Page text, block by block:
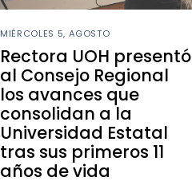
MIÉRCOLES 5, AGOSTO
Rectora UOH presentó
al Consejo Regional
los avances que
consolidan a la
Universidad Estatal
tras sus primeros 11
años de vida